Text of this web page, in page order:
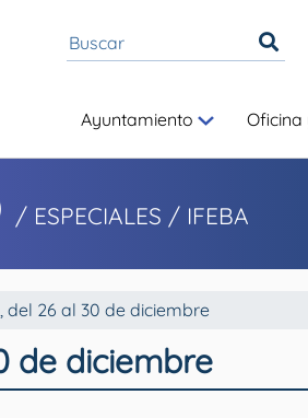
Ayuntamiento Oficina
/ ESPECIALES / IFEBA
del 26 al 30 de diciembre
de diciembre